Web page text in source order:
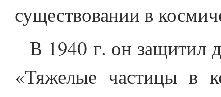
существовании в
В 1940 г. он защитил
«Тяжелые частицы в